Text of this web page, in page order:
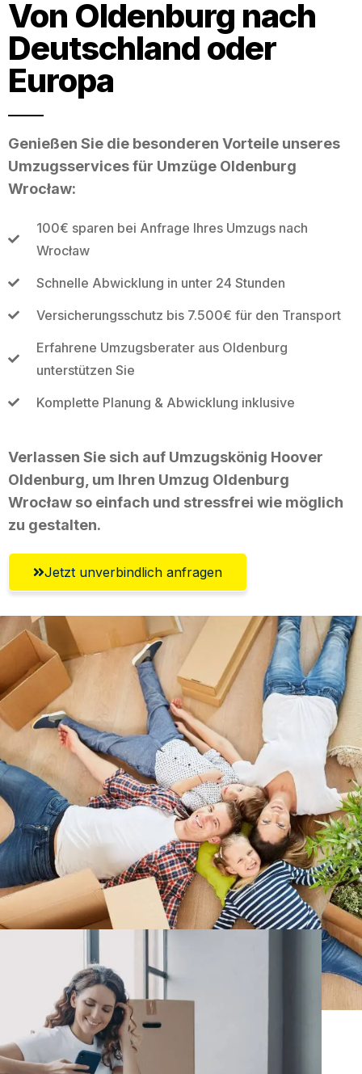
Von Oldenburg nach
Deutschland oder
Europa
Genießen Sie die besonderen Vorteile unseres
Umzugsservices für Umzüge Oldenburg
Wrocław:
100€ sparen bei Anfrage Ihres Umzugs nach
Wrocław
Schnelle Abwicklung in unter 24 Stunden
Versicherungsschutz bis 7.500€ für den Transport
Erfahrene Umzugsberater aus Oldenburg
unterstützen Sie
Komplette Planung & Abwicklung inklusive
Verlassen Sie sich auf Umzugskönig Hoover
Oldenburg, um Ihren Umzug Oldenburg
Wrocław so einfach und stressfrei wie möglich
zu gestalten.
Jetzt unverbindlich anfragen